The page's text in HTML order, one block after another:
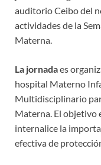
auditorio Ceibo del
actividades de la
Materna.
La jornadaes
hospital Materno
Multidisciplinario
Materna. El objetivo
internalice la
efectiva de